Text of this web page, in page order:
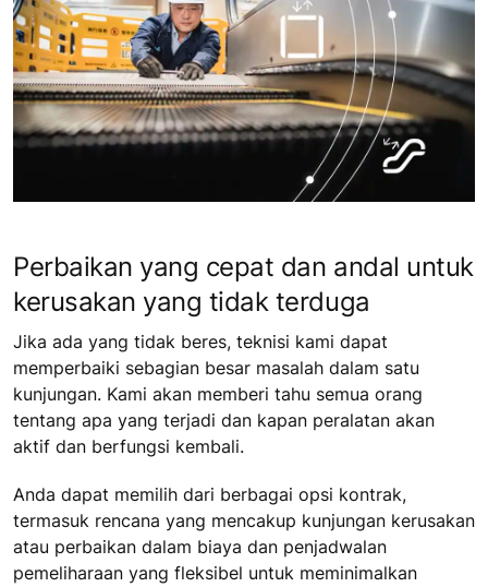
Perbaikan yang cepat dan andal untuk
kerusakan yang tidak terduga
Jika ada yang tidak beres, teknisi kami dapat
memperbaiki sebagian besar masalah dalam satu
kunjungan. Kami akan memberi tahu semua orang
tentang apa yang terjadi dan kapan peralatan akan
aktif dan berfungsi kembali.
Anda dapat memilih dari berbagai opsi kontrak,
termasuk rencana yang mencakup kunjungan kerusakan
atau perbaikan dalam biaya dan penjadwalan
pemeliharaan yang fleksibel untuk meminimalkan